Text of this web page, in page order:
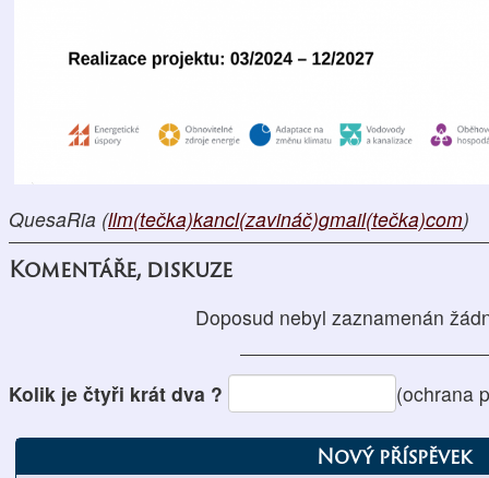
QuesaRia (llm(tečka)kancl(zavináč)gmail(tečka)com)
Komentáře, diskuze
Doposud nebyl zaznamenán
Kolik je čtyři krát dva ? (ochrana
Nový příspěvek